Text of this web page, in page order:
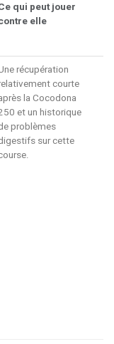
qui peut jouer
elle
récupération
courte
la Cocodona
et un historique
problèmes
sur cette